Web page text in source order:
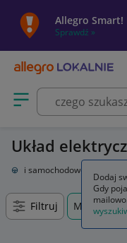
Allegro Smart!
Sprawdź »
Otwórz menu z
Układ
Części samochodowe
Filtruj
Dodaj
Gdy